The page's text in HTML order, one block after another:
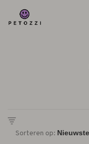
Sorteren op: